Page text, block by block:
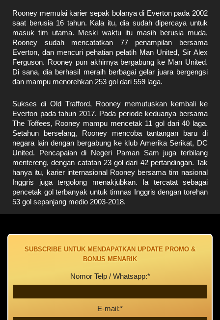
Rooney memulai karier sepak bolanya di Everton pada 2002
saat berusia 16 tahun. Kala itu, dia sudah dipercaya untuk
masuk tim utama. Meski waktu itu masih berusia muda,
Rooney sudah mencatatkan 77 penampilan bersama
Everton, dan mencuri pehatian pelatih Man United, Sir Alex
Ferguson. Rooney pun akhirnya bergabung ke Man United.
Di sana, dia berhasil meraih berbagai gelar juara bergengsi
dan mampu menorehkan 253 gol dari 559 laga.
Sukses di Old Trafford, Rooney memutuskan kembali ke
Everton pada tahun 2017. Pada periode keduanya bersama
The Toffees, Rooney mampu mencetak 11 gol dari 40 laga.
Setahun berselang, Rooney mencoba tantangan baru di
negara lain dengan bergabung ke klub Amerika Serikat, DC
United. Pencapaian di Negeri Paman Sam juga terbilang
mentereng, dengan catatan 23 gol dari 42 pertandingan. Tak
hanya itu, karier internasional Rooney bersama tim nasional
Inggris juga tergolong menakjubkan. Ia tercatat sebagai
pencetak gol terbanyak untuk timnas Inggris dengan torehan
53 gol sepanjang medio 2003-2018.
SUBSCRIBE UNTUK MENDAPATKAN UPDATE PROMO &
BONUS MENARIK
Nomor Telp / Whatsapp:*
E-mail:*